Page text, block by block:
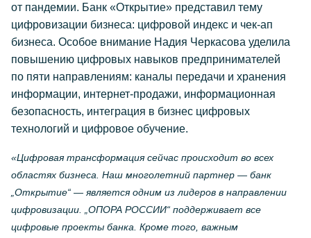
от пандемии. Банк «Открытие» представил тему
цифровизации бизнеса: цифровой индекс и чек-ап
бизнеса. Особое внимание Надия Черкасова уделила
повышению цифровых навыков предпринимателей
по пяти направлениям: каналы передачи и хранения
информации, интернет-продажи, информационная
безопасность, интеграция в бизнес цифровых
технологий и цифровое обучение.
«Цифровая трансформация сейчас происходит во всех
областях бизнеса. Наш многолетний партнер — банк
„Открытие“ — является одним из лидеров в направлении
цифровизации. „ОПОРА РОССИИ“ поддерживает все
цифровые проекты банка. Кроме того, важным